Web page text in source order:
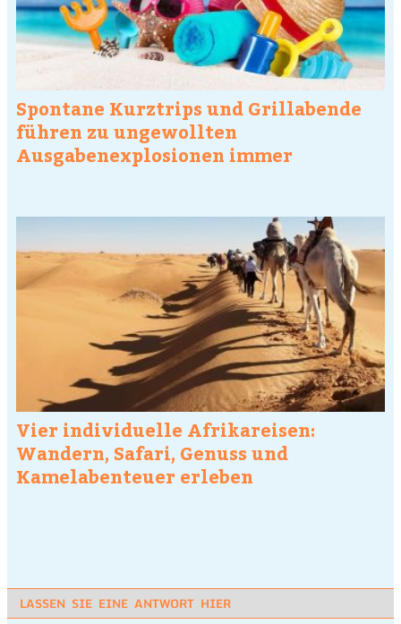
Spontane Kurztrips und Grillabende
führen zu ungewollten
Ausgabenexplosionen immer
Vier individuelle Afrikareisen:
Wandern, Safari, Genuss und
Kamelabenteuer erleben
LASSEN SIE EINE ANTWORT HIER